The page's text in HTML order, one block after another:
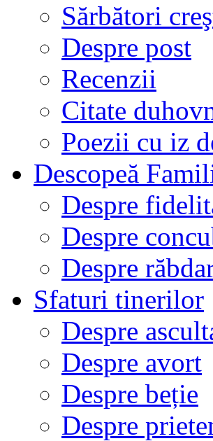
Sărbători
Despre post
Recenzii
Citate
Poezii cu iz
Descopeă
Despre
Despre
Despre
Sfaturi tinerilor
Despre
Despre avort
Despre beție
Despre